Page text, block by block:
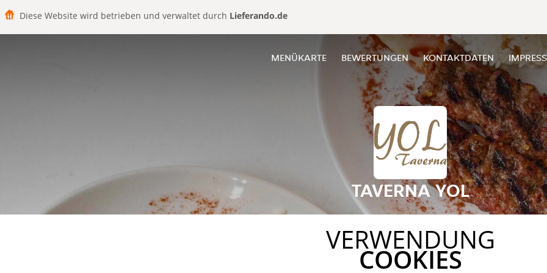
Diese Website wird betrieben und verwaltet durch Lieferando.de
MENÜKARTE BEWERTUNGEN KONTAKTDATEN
TAVERNA YOL
VERWENDUNG
COOKIES